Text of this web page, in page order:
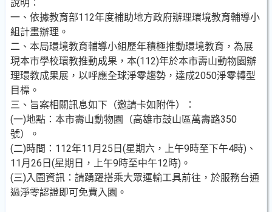
說明：
一、依據教育部112年度補助地方政府辦理環境教育輔導小
組計畫辦理。
二、本局環境教育輔導小組歷年積極推動環境教育，為展
現本市學校環教推動成果，本(112)年於本市壽山動物園辦
理環教成果展，以呼應全球淨零趨勢，達成2050淨零轉型
目標。
三、旨案相關訊息如下（邀請卡如附件）：
(一)地點：本市壽山動物園（高雄市鼓山區萬壽路350
號）。
(二)時間：112年11月25日(星期六，上午9時至下午4時)、
11月26日(星期日，上午9時至中午12時)。
(三)入園資訊：請踴躍搭乘大眾運輸工具前往，於服務台通
過淨零認證即可免費入園。